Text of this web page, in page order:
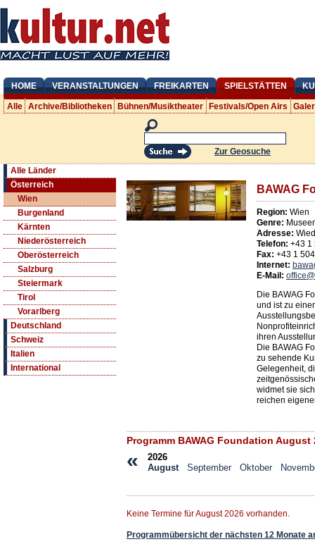
HOME VERANSTALTUNGEN FREIKARTEN SPIELSTÄTTEN
Alle Archive/Bibliotheken Bühnen/Musiktheater Festivals/Open Airs
Zur Geosuche
Alle Länder
Österreich
Wien
Burgenland
Kärnten
Niederösterreich
Oberösterreich
Salzburg
Steiermark
Tirol
Vorarlberg
Deutschland
Schweiz
Italien
International
BAWAG
Region: Wien
Genre:
Adresse:
Telefon: +43 1
Fax: +43 1
Internet:
E-Mail:
Die BAWAG
und ist zu
ihren
Die BAWAG
zu sehende
Gelegenheit,
widmet sie
reichen
Programm BAWAG Foundation August
«
2026
August
September Oktober
Keine Termine für August 2026 vorhanden.
Programmübersicht der nächsten 12 Monate